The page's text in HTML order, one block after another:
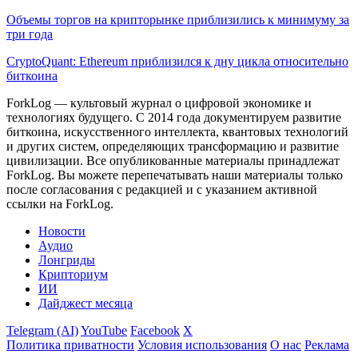
Объемы торгов на крипторынке приблизились к минимуму за
три года
CryptoQuant: Ethereum приблизился к дну цикла относительно
биткоина
ForkLog — культовый журнал о цифровой экономике и
технологиях будущего. С 2014 года документируем развитие
биткоина, искусственного интеллекта, квантовых технологий
и других систем, определяющих трансформацию и развитие
цивилизации. Все опубликованные материалы принадлежат
ForkLog. Вы можете перепечатывать наши материалы только
после согласования с редакцией и с указанием активной
ссылки на ForkLog.
Новости
Аудио
Лонгриды
Крипториум
ИИ
Дайджест месяца
Telegram (AI)YouTube Facebook X
Политика приватности Условия использования О нас Реклама